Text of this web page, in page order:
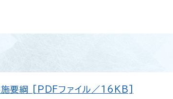
施要綱 [PDFファイル／16KB]